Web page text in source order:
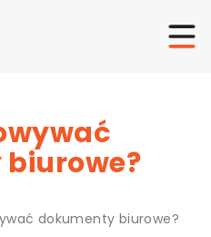
dokumenty biurowe?